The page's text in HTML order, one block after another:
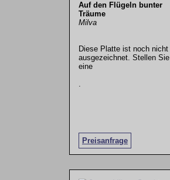
Auf den Flügeln bunter
Träume
Milva
Diese Platte ist noch nicht
ausgezeichnet. Stellen Sie
eine
Preisanfrage
.